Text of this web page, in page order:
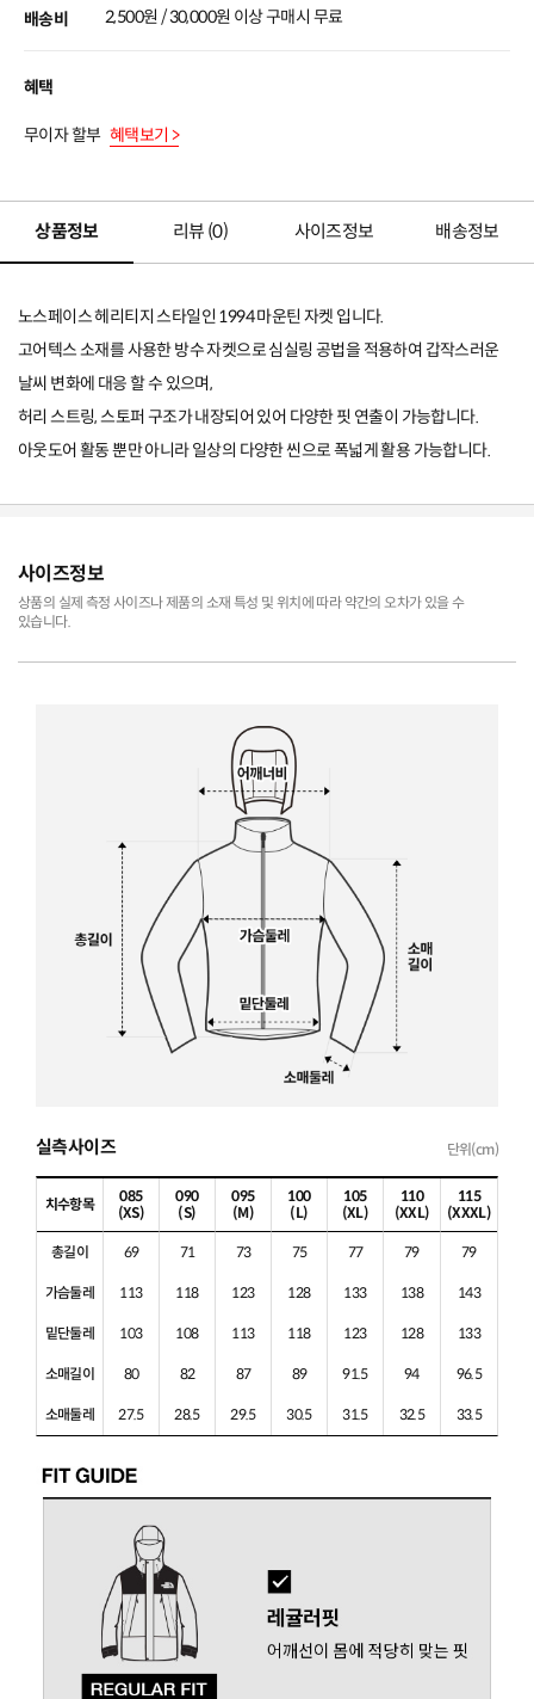
배송비 2,500원 / 30,000원 이상 구매시 무료
혜택
무이자 할부 혜택보기 >
상품정보 리뷰 (0) 사이즈정보 배송정보
노스페이스 헤리티지 스타일인 1994 마운틴 자켓 입니다.
고어텍스 소재를 사용한 방수 자켓으로 심실링 공법을 적용하여 갑작스러운
날씨 변화에 대응 할 수 있으며,
허리 스트링, 스토퍼 구조가 내장되어 있어 다양한 핏 연출이 가능합니다.
아웃도어 활동 뿐만 아니라 일상의 다양한 씬으로 폭넓게 활용 가능합니다.
사이즈정보
상품의 실제 측정 사이즈나 제품의 소재 특성 및 위치에 따라 약간의 오차가 있을 수
있습니다.
실측사이즈 단위(cm)
치수항목
085
(XS)
090
(S)
095
(M)
100
(L)
105
(XL)
110
(XXL)
115
(XXXL)
총길이 69 71 73 75 77 79 79
가슴둘레 113 118 123 128 133 138 143
밑단둘레 103 108 113 118 123 128 133
소매길이 80 82 87 89 91.5 94 96.5
소매둘레 27.5 28.5 29.5 30.5 31.5 32.5 33.5